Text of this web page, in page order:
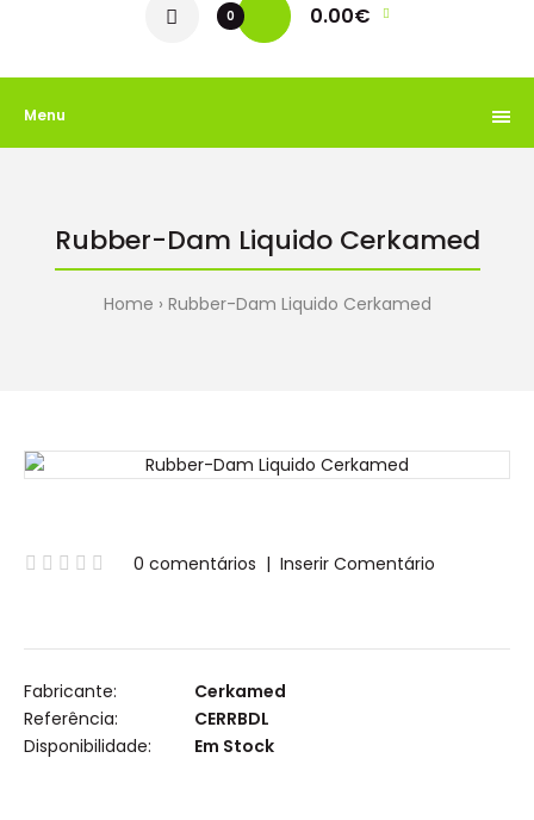
0 0.00€
Menu
Rubber-Dam Liquido Cerkamed
Home Rubber-Dam Liquido Cerkamed
0 comentários | Inserir Comentário
Fabricante:
Cerkamed
Referência:
CERRBDL
Disponibilidade:
Em Stock